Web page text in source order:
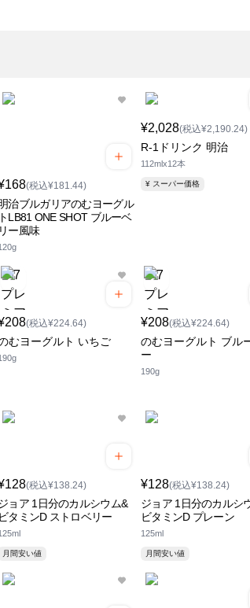
(税込¥181.44)
治ブルガリアのむヨーグル
トLB81 ONE SHOT ブルーベ
リー風味
¥2,028(税込¥2,190.24)
R-1ドリンク 明治
112mlx12本
¥ スーパー価格
(税込¥224.64)
むヨーグルト いちご
¥208(税込¥224.64)
のむヨーグルト ブル
ー
190g
(税込¥138.24)
ョア 1日分のカルシウム&
ビタミンD ストロベリー
月間安い値
¥128(税込¥138.24)
ジョア 1日分のカルシ
ビタミンD プレーン
125ml
月間安い値